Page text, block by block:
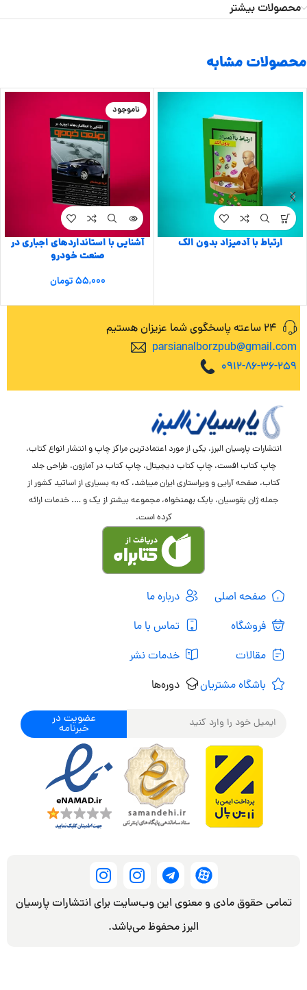
محصولات بیشتر
محصولات مشابه
ارتباط با آدمیزاد بدون الک
ناموجود
آشنایی با استانداردهای اجباری در
صنعت خودرو
۵۵,۰۰۰تومان
24 ساعته پاسخگوی شما عزیزان هستیم
parsianalborzpub@gmail.com
0912-86-36-259
انتشارات پارسیان البرز، یکی از مورد اعتمادترین مراکز چاپ و انتشار انواع کتاب،
چاپ کتاب افست، چاپ کتاب دیجیتال، چاپ کتاب در آمازون، طراحی جلد
کتاب، صفحه آرایی و ویراستاری ایران میباشد، که به بسیاری از اساتید کشور از
جمله ژان بقوسیان، بابک بهمنخواه، مجموعه بیشتر از یک و …. خدمات ارائه
کرده است.
صفحه اصلی
فروشگاه
مقالات
باشگاه مشتریان
درباره ما
تماس با ما
خدمات نشر
دوره‌ها
عضویت در
خبرنامه
تمامی حقوق مادی و معنوی این وب‌سایت برای انتشارات پارسیان
البرز محفوظ می‌باشد.